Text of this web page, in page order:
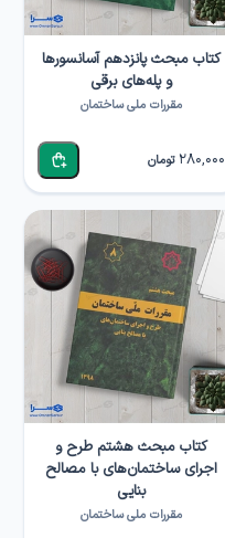
کتاب مبحث پانزدهم آسانسورها
و پله‌های برقی
مقررات ملی ساختمان
280,000 تومان
کتاب مبحث هشتم طرح و
اجرای ساختمان‌های با مصالح
بنایی
مقررات ملی ساختمان